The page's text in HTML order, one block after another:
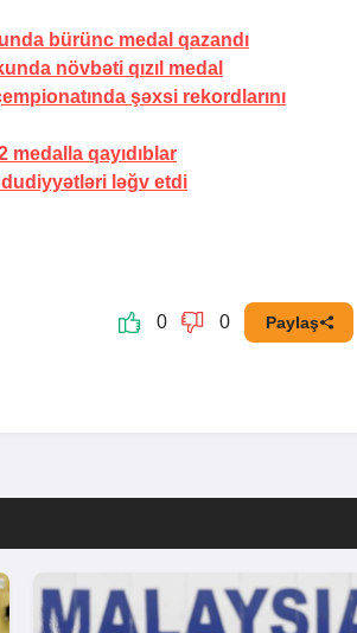
bürünc medal qazandı
növbəti qızıl medal
şəxsi rekordlarını
medalla qayıdıblar
ləğv etdi
0 0 Paylaş